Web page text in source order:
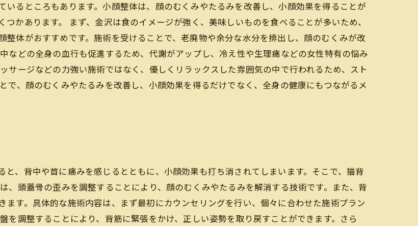
いるところもあります。小顔整体は、顔のむくみやたるみを改善し、小顔効果を得ることが
かあります。 まず、金沢は食のイメージが強く、美味しいものを食べることが多いため、
体がおすすめです。施術を受けることで、老廃物や余分な水分を排出し、顔のむくみが改
などの全身の血行も促進するため、代謝がアップし、冷え性や生理痛などの女性特有の悩み
サージなどの力強い施術ではなく、優しくリラックスした雰囲気の中で行われるため、スト
で、顔のむくみやたるみを改善し、小顔効果を得るだけでなく、全身の健康にもつながるメ
、背中や首に痛みを感じるとともに、小顔効果も打ち消されてしまいます。そこで、猫背
、頭蓋骨の歪みを調整することにより、顔のむくみやたるみを解消する技術です。また、背
す。具体的な施術内容は、まず最初にカウンセリングを行い、個々に合わせた施術プラン
を調整することにより、背筋に緊張をかけ、正しい姿勢を取り戻すことができます。さら